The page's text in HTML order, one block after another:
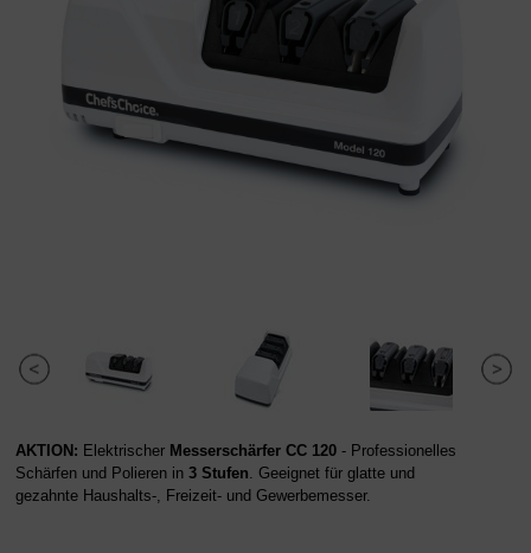
AKTION: Elektrischer Messerschärfer CC 120 - Professionelles
Schärfen und Polieren in 3 Stufen . Geeignet für glatte und
gezahnte Haushalts-, Freizeit- und Gewerbemesser.